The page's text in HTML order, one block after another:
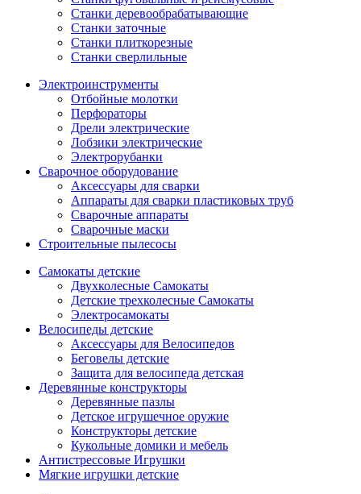
Станки деревообрабатывающие
Станки заточные
Станки плиткорезные
Станки сверлильные
Электроинструменты
Отбойные молотки
Перфораторы
Дрели электрические
Лобзики электрические
Электрорубанки
Сварочное оборудование
Аксессуары для сварки
Аппараты для сварки пластиковых труб
Сварочные аппараты
Сварочные маски
Строительные пылесосы
Самокаты детские
Двухколесные Cамокаты
Детские трехколесные Самокаты
Электросамокаты
Велосипеды детские
Аксессуары для Велосипедов
Беговелы детские
Защита для велосипеда детская
Деревянные конструкторы
Деревянные пазлы
Детское игрушечное оружие
Конструкторы детские
Кукольные домики и мебель
Антистрессовые Игрушки
Мягкие игрушки детские